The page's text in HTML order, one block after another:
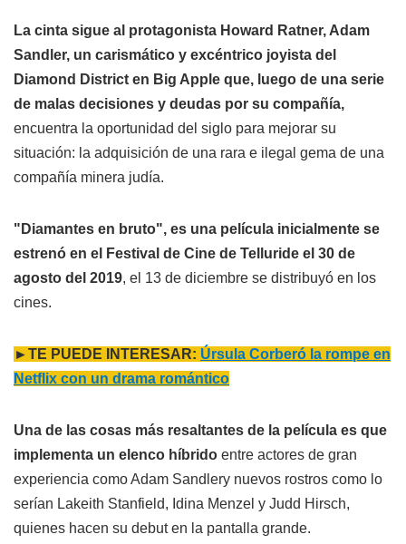
La cinta sigue al protagonista Howard Ratner, Adam
Sandler, un carismático y excéntrico joyista del
Diamond District en Big Apple que, luego de una serie
de malas decisiones y deudas por su compañía,
encuentra la oportunidad del siglo para mejorar su
situación: la adquisición de una rara e ilegal gema de una
compañía minera judía.
"Diamantes en bruto", es una película inicialmente se
estrenó en el Festival de Cine de Telluride el 30 de
agosto del 2019, el 13 de diciembre se distribuyó en los
cines.
►TE PUEDE INTERESAR: Úrsula Corberó la rompe en
Netflix con un drama romántico
Una de las cosas más resaltantes de la película es que
implementa un elenco híbrido entre actores de gran
experiencia como Adam Sandlery nuevos rostros como lo
serían Lakeith Stanfield, Idina Menzel y Judd Hirsch,
quienes hacen su debut en la pantalla grande.